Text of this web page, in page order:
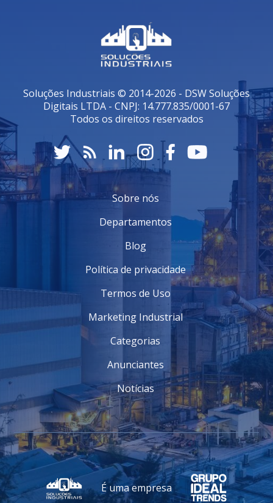
Soluções Industriais © 2014-2026 - DSW Soluções
Digitais LTDA - CNPJ: 14.777.835/0001-67
Todos os direitos reservados
Sobre nós
Departamentos
Blog
Política de privacidade
Termos de Uso
Marketing Industrial
Categorias
Anunciantes
Notícias
É uma empresa